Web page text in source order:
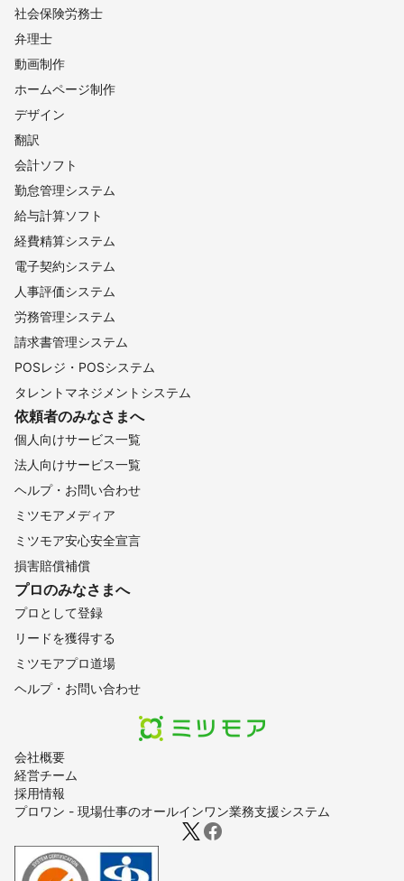
会社概要
経営チーム
採用情報
プロワン - 現場仕事のオールインワン業務支援システム
社会保険労務士
弁理士
動画制作
ホームページ制作
デザイン
翻訳
会計ソフト
勤怠管理システム
給与計算ソフト
経費精算システム
電子契約システム
人事評価システム
労務管理システム
請求書管理システム
POSレジ・POSシステム
タレントマネジメントシステム
依頼者のみなさまへ
個人向けサービス一覧
法人向けサービス一覧
ヘルプ・お問い合わせ
ミツモアメディア
ミツモア安心安全宣言
損害賠償補償
プロのみなさまへ
プロとして登録
リードを獲得する
ミツモアプロ道場
ヘルプ・お問い合わせ